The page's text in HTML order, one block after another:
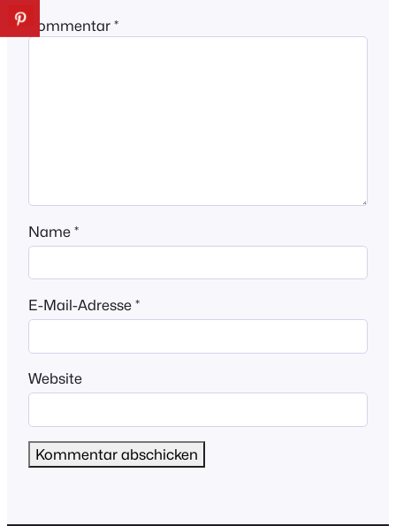
Kommentar *
Name *
E-Mail-Adresse *
Website